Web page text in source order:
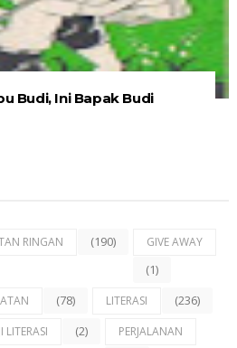
Budi, Ini Bapak Budi
RINGAN (190) GIVE AWAY
(1)
(78) LITERASI (236)
LITERASI (2) PERJALANAN